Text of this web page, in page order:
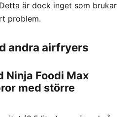
är dock inget som brukar
problem.
andra airfryers
Ninja Foodi Max
med större